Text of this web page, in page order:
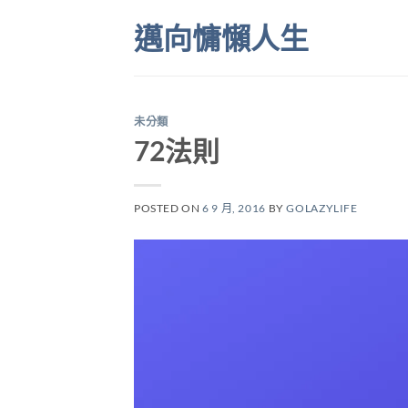
邁向慵懶人生
未分類
72法則
POSTED ON6 9 月, 2016 BYGOLAZYLIFE